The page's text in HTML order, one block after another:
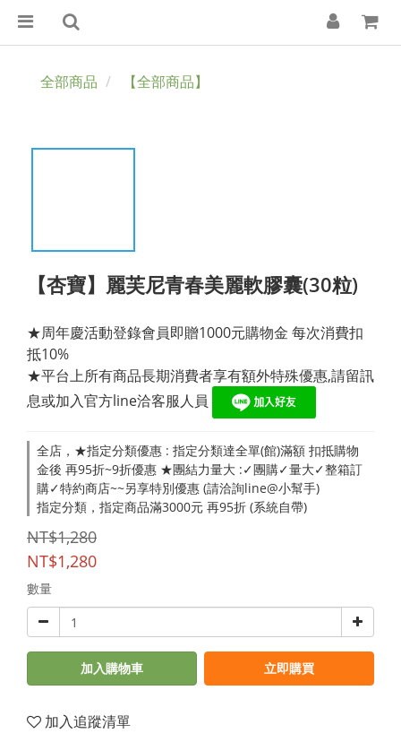
全部商品 【全部商品】
【杏寶】麗芙尼青春美麗軟膠囊(30粒)
★周年慶活動登錄會員即贈1000元購物金 每次消費扣
抵10%
★平台上所有商品長期消費者享有額外特殊優惠,請留訊
息或加入官方line洽客服人員
全店，★指定分類優惠 : 指定分類達全單(館)滿額 扣抵購物
金後 再95折~9折優惠 ★團結力量大 :✓團購✓量大✓整箱訂
購✓特約商店~~另享特別優惠 (請洽詢line@小幫手)
指定分類，指定商品滿3000元 再95折 (系統自帶)
NT$1,280
NT$1,280
數量
加入購物車 立即購買
加入追蹤清單